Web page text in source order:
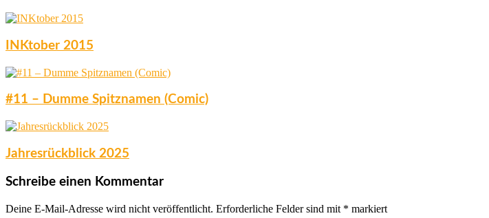
INKtober 2015
#11 – Dumme Spitznamen (Comic)
Jahresrückblick 2025
Schreibe einen Kommentar
Deine E-Mail-Adresse wird nicht veröffentlicht. Erforderliche Felder sind mit * markiert